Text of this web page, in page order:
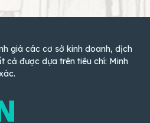
giá các cơ sở kinh doanh, dịch
cả được dựa trên tiêu chí: Minh